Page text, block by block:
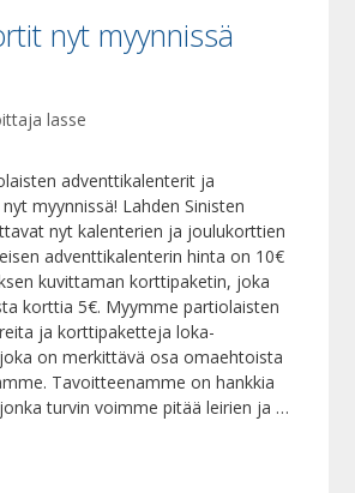
nyt myynnissä
lasse
adventtikalenterit ja
myynnissä! Lahden Sinisten
nyt kalenterien ja joulukorttien
adventtikalenterin hinta on 10€
kuvittaman korttipaketin, joka
korttia 5€. Myymme partiolaisten
ja korttipaketteja loka-
on merkittävä osa omaehtoista
Tavoitteenamme on hankkia
turvin voimme pitää leirien ja …